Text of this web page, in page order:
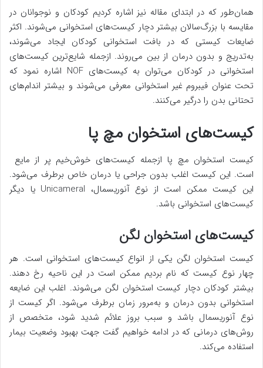
همان‌طور که در ابتدای مقاله نیز اشاره کردیم کودکان و نوجوانان در
مقایسه با بزرگ‌سالان بیشتر دچار کیست‌های استخوانی می‌شوند. اکثر
ضایعات کیستی که در بافت استخوانی کودکان ایجاد می‌شوند،
به‌تدریج و بدون درمان از بین می‌روند. ازجمله شایع‌ترین کیست‌های
استخوانی در کودکان می‌توان به کیست‌های NOF اشاره نمود که
تحت عنوان فیبروم غیر استخوانی معرفی می‌شوند و بیشتر اندام‌های
تحتانی بدن را درگیر می‌کنند.
کیست‌های استخوان مچ پا
کیست استخوان مچ پا ازجمله کیست‌های خوش‌خیم پر از مایع
است. این کیست اغلب بدون جراحی یا درمان خاص برطرف می‌شود.
این کیست ممکن است از نوع آنوریسمال، Unicameral یا دیگر
کیست‌های استخوانی باشد.
کیست‌های استخوان لگن
کیست استخوان لگن یکی از انواع کیست‌های استخوانی است. هر
چهار نوع کیست که نام بردیم ممکن است در این ناحیه رخ دهند.
بیشتر کودکان دچار کیست استخوان لگن می‌شوند. اغلب این ضایعه
استخوانی بدون درمان و به‌مرور زمان برطرف می‌شود. اگر کیست از
نوع آنوریسمال باشد و سبب بروز علائم شدید شود، متخصص از
روش‌های درمانی که در ادامه خواهیم گفت جهت بهبود وضعیت بیمار
استفاده می‌کند.